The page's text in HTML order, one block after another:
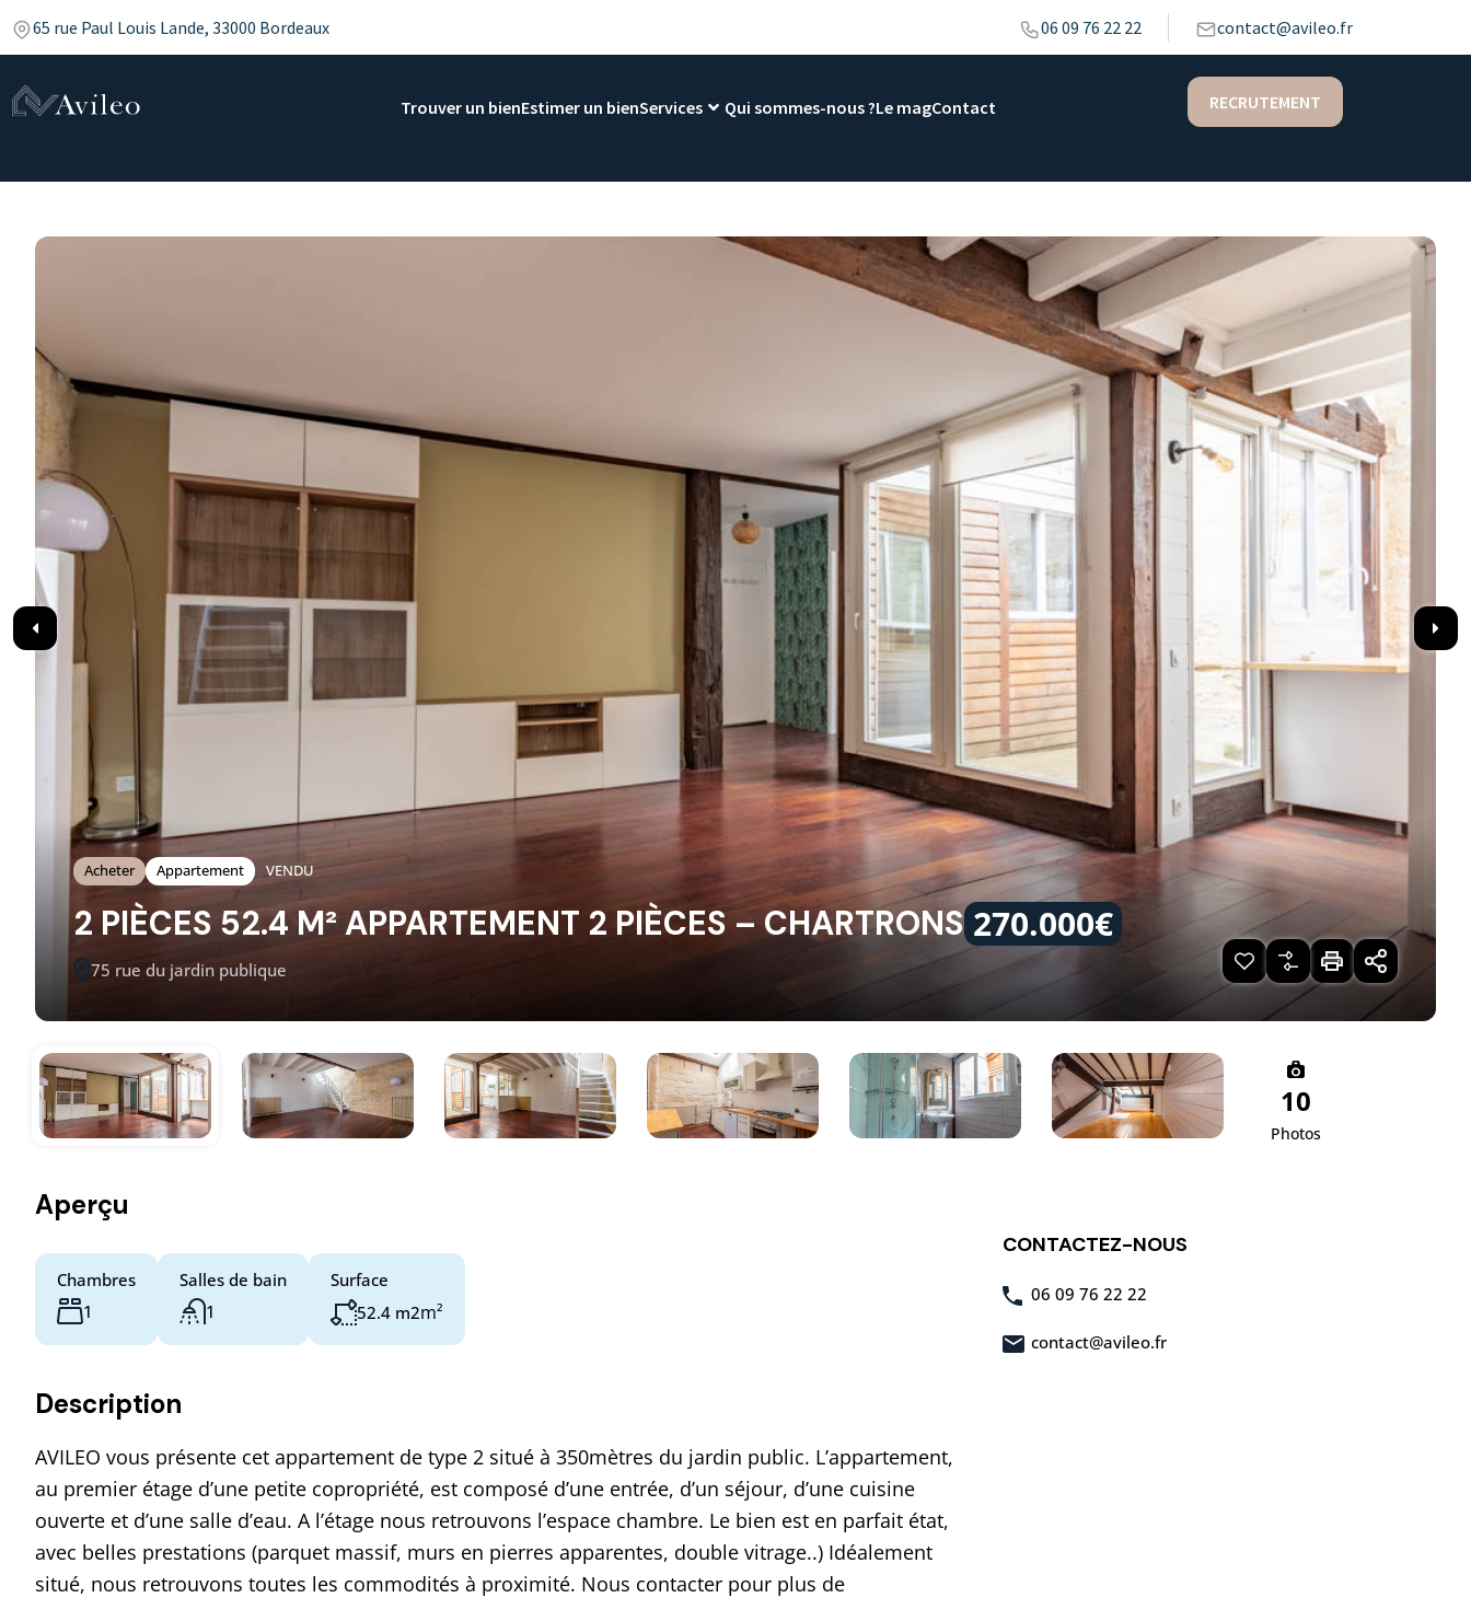
65 rue Paul Louis Lande, 33000 Bordeaux 06 09 76 22 22 contact@avileo.fr
Trouver un bienEstimer un bienServices Qui sommes-nous ?Le magContact RECRUTEMENT
Acheter Appartement VENDU
2 PIÈCES 52.4 M² APPARTEMENT 2 PIÈCES – CHARTRONS 270.000€
75 rue du jardin publique
10
Photos
Aperçu
Chambres
1
Salles de bain
1
Surface
52.4 m2m²
Description
AVILEO vous présente cet appartement de type 2 situé à 350mètres du jardin public. L’appartement,
au premier étage d’une petite copropriété, est composé d’une entrée, d’un séjour, d’une cuisine
ouverte et d’une salle d’eau. A l’étage nous retrouvons l’espace chambre. Le bien est en parfait état,
avec belles prestations (parquet massif, murs en pierres apparentes, double vitrage..) Idéalement
situé, nous retrouvons toutes les commodités à proximité. Nous contacter pour plus de
CONTACTEZ-NOUS
06 09 76 22 22
contact@avileo.fr